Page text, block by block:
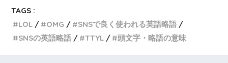
TAGS :
LOL
OMG
SNSで良く使われる英語略語
SNSの英語略語
TTYL 頭文字・略語の意味